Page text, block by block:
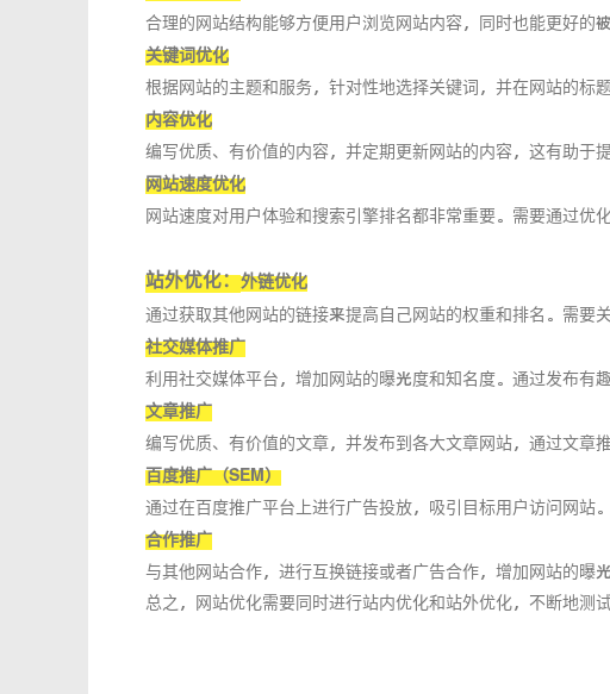
合理的网站结构能够方便用户浏览网站内容，同时也能更好的
关键词优化
根据网站的主题和服务，针对性地选择关键词，并在网站的标
内容优化
编写优质、有价值的内容，并定期更新网站的内容，这有助于
网站速度优化
网站速度对用户体验和搜索引擎排名都非常重要。需要通过优
站外优化：外链优化
通过获取其他网站的链接来提高自己网站的权重和排名。需要
社交媒体推广
利用社交媒体平台，增加网站的曝光度和知名度。通过发布有
文章推广
编写优质、有价值的文章，并发布到各大文章网站，通过文章
百度推广（SEM）
通过在百度推广平台上进行广告投放，吸引目标用户访问网站
合作推广
与其他网站合作，进行互换链接或者广告合作，增加网站的曝
总之，网站优化需要同时进行站内优化和站外优化，不断地测